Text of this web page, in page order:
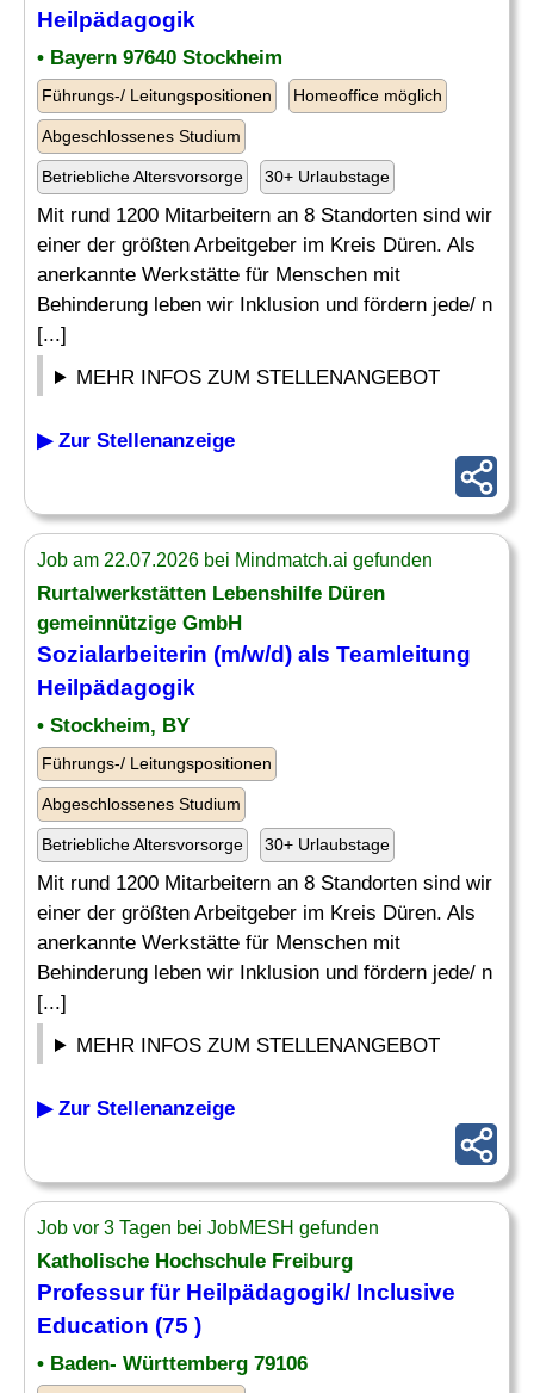
Heilpädagogik
• Bayern 97640 Stockheim
Führungs-/ Leitungspositionen Homeoffice möglich
Abgeschlossenes Studium
Betriebliche Altersvorsorge 30+ Urlaubstage
Mit rund 1200 Mitarbeitern an 8 Standorten sind wir
einer der größten Arbeitgeber im Kreis Düren. Als
anerkannte Werkstätte für Menschen mit
Behinderung leben wir Inklusion und fördern jede/ n
[...]
MEHR INFOS ZUM STELLENANGEBOT
▶ Zur Stellenanzeige
Job am 22.07.2026 bei Mindmatch.ai gefunden
Rurtalwerkstätten Lebenshilfe Düren
gemeinnützige GmbH
Sozialarbeiterin (m/w/d) als Teamleitung
Heilpädagogik
• Stockheim, BY
Führungs-/ Leitungspositionen
Abgeschlossenes Studium
Betriebliche Altersvorsorge 30+ Urlaubstage
Mit rund 1200 Mitarbeitern an 8 Standorten sind wir
einer der größten Arbeitgeber im Kreis Düren. Als
anerkannte Werkstätte für Menschen mit
Behinderung leben wir Inklusion und fördern jede/ n
[...]
MEHR INFOS ZUM STELLENANGEBOT
▶ Zur Stellenanzeige
Job vor 3 Tagen bei JobMESH gefunden
Katholische Hochschule Freiburg
Professur für Heilpädagogik/ Inclusive
Education (75 )
• Baden- Württemberg 79106